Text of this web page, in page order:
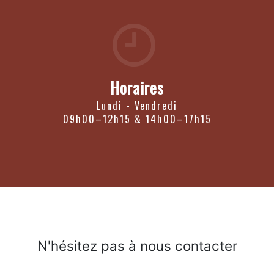
Horaires
Lundi - Vendredi
09h00–12h15 & 14h00–17h15
N'hésitez pas à nous contacter